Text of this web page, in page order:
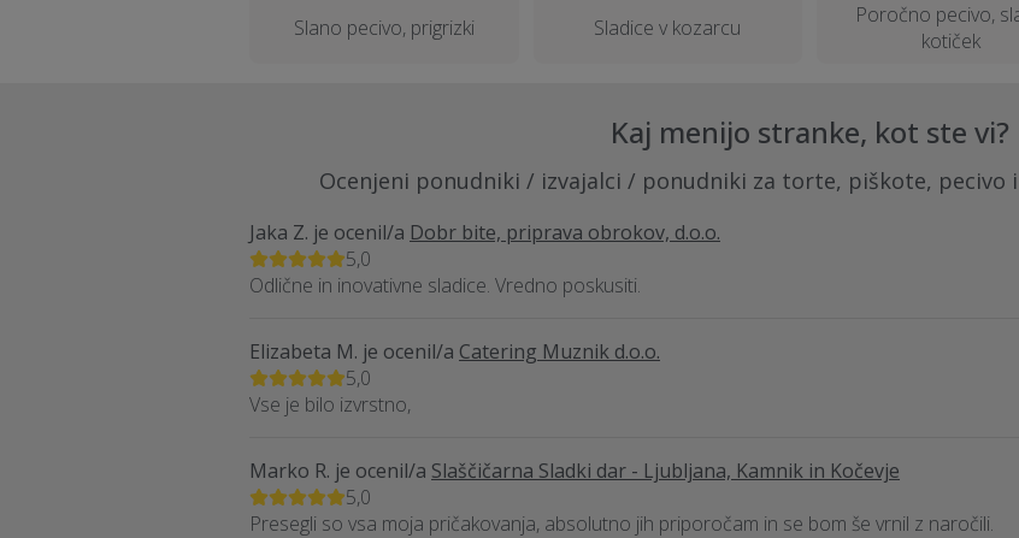
Slano pecivo, prigrizki Sladice v kozarcu
Poročno pecivo,
kotiček
Kaj menijo stranke, kot ste vi?
Ocenjeni ponudniki / izvajalci / ponudniki za torte, piškote, pecivo
Jaka Z. je ocenil/a Dobr bite, priprava obrokov, d.o.o.
5,0
Odlične in inovativne sladice. Vredno poskusiti.
Elizabeta M. je ocenil/a Catering Muznik d.o.o.
5,0
Vse je bilo izvrstno,
Marko R. je ocenil/a Slaščičarna Sladki dar - Ljubljana, Kamnik in Kočevje
5,0
Presegli so vsa moja pričakovanja, absolutno jih priporočam in se bom še vrnil z naročili.